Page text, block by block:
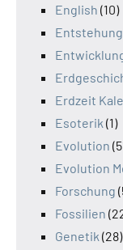
English (10)
Erdzeit
Esoterik (1)
Evolution
Evolution
Forschung
Fossilien
Genetik (28)